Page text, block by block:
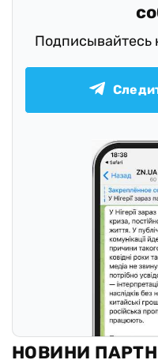
Подписывайтесь